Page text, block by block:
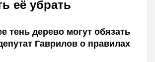
её убрать
тень дерево могут обязать
Гаврилов о правилах